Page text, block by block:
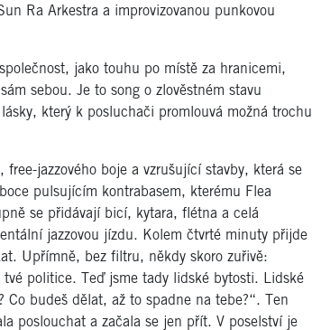
Ra Arkestra a improvizovanou punkovou
jako touhu po místě za hranicemi,
sebou. Je to song o zlověstném stavu
který k posluchači promlouvá možná trochu
jazzového boje a vzrušující stavby, která se
pulsujícím kontrabasem, kterému Flea
se přidávají bicí, kytara, flétna a celá
jazzovou jízdu. Kolem čtvrté minuty přijde
Upřímně, bez filtru, někdy skoro zuřivě:
politice. Teď jsme tady lidské bytosti. Lidské
budeš dělat, až to spadne na tebe?“. Ten
poslouchat a začala se jen přít. V poselství je